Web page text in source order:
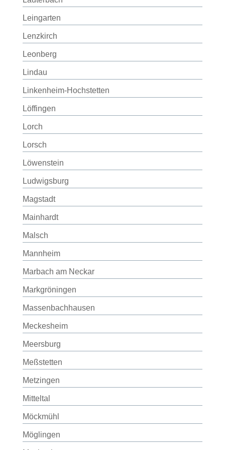
Leingarten
Lenzkirch
Leonberg
Lindau
Linkenheim-Hochstetten
Löffingen
Lorch
Lorsch
Löwenstein
Ludwigsburg
Magstadt
Mainhardt
Malsch
Mannheim
Marbach am Neckar
Markgröningen
Massenbachhausen
Meckesheim
Meersburg
Meßstetten
Metzingen
Mitteltal
Möckmühl
Möglingen